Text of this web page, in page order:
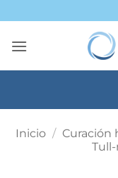
al
contenido
Inicio / Curación